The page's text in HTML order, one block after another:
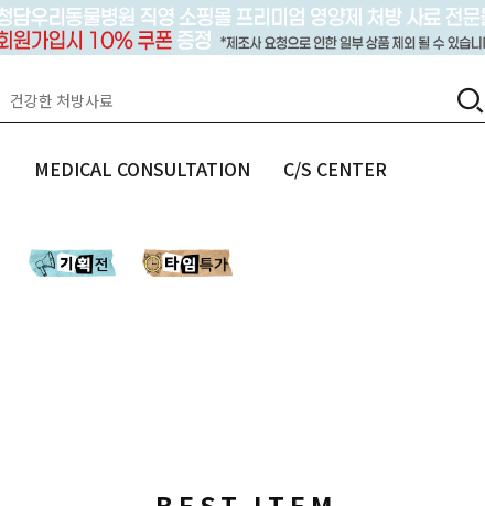
MEDICAL CONSULTATION C/S CENTER